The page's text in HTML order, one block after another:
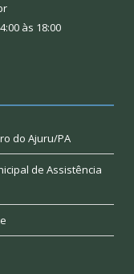
às 18:00
do Ajuru/PA
de Assistência